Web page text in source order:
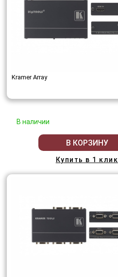
Kramer Array
В наличии
В КОРЗИНУ
Купить в 1 клик